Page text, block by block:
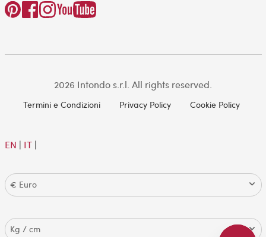
2026 Intondo s.r.l. All rights reserved.
Termini e Condizioni Privacy Policy Cookie Policy
EN | IT|